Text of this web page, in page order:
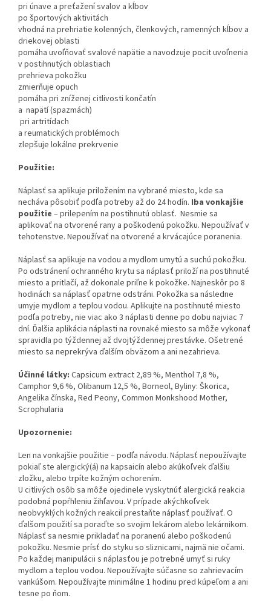
pri únave a preťažení svalov a kĺbov
po športových aktivitách
vhodná na prehriatie kolenných, členkových, ramenných kĺbov a
driekovej oblasti
pomáha uvoľňovať svalové napätie a navodzuje pocit uvoľnenia
v postihnutých oblastiach
prehrieva pokožku
zmierňuje opuch
pomáha pri zníženej citlivosti končatín
a napätí (spazmách)
pri artritídach
a reumatických problémoch
zlepšuje lokálne prekrvenie
Použitie:
Náplasť sa aplikuje priložením na vybrané miesto, kde sa
necháva pôsobiť podľa potreby až do 24 hodín. Iba vonkajšie
použitie – prilepením na postihnutú oblasť. Nesmie sa
aplikovať na otvorené rany a poškodenú pokožku. Nepoužívať v
tehotenstve. Nepoužívať na otvorené a krvácajúce poranenia.
Náplasť sa aplikuje na vodou a mydlom umytú a suchú pokožku.
Po odstránení ochranného krytu sa náplasť priloží na postihnuté
miesto a pritlačí, až dokonale priľne k pokožke. Najneskôr po 8
hodinách sa náplasť opatrne odstráni. Pokožka sa následne
umyje mydlom a teplou vodou. Aplikujte na postihnuté miesto
podľa potreby, nie viac ako 3 náplasti denne po dobu najviac 7
dní. Ďalšia aplikácia náplasti na rovnaké miesto sa môže vykonať
spravidla po týždennej až dvojtýždennej prestávke. Ošetrené
miesto sa neprekrýva ďalším obväzom a ani nezahrieva.
Účinné látky: Capsicum extract 2,89 %, Menthol 7,8 %,
Camphor 9,6 %, Olibanum 12,5 %, Borneol, Byliny: Škorica,
Angelika čínska, Red Peony, Common Monkshood Mother,
Scrophularia
Upozornenie:
Len na vonkajšie použitie – podľa návodu. Náplasť nepoužívajte
pokiaľ ste alergický(á) na kapsaicín alebo akúkoľvek ďalšiu
zložku, alebo trpíte kožným ochorením.
U citlivých osôb sa môže ojedinele vyskytnúť alergická reakcia
podobná popŕhleniu žihľavou. V prípade akýchkoľvek
neobvyklých kožných reakcií prestaňte náplasť používať. O
ďalšom použití sa poraďte so svojim lekárom alebo lekárnikom.
Náplasť sa nesmie prikladať na poranenú alebo poškodenú
pokožku. Nesmie prísť do styku so sliznicami, najmä nie očami.
Po každej manipulácii s náplasťou je potrebné umyť si ruky
mydlom a teplou vodou. Nepoužívajte súčasne so zahrievacím
vankúšom. Nepoužívajte minimálne 1 hodinu pred kúpeľom a ani
tesne po ňom.